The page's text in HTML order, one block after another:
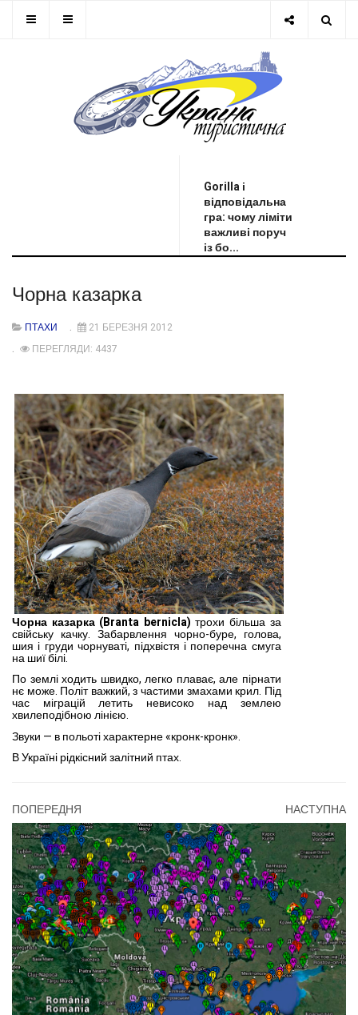
Gorilla і
відповідальна
гра: чому ліміти
важливі поруч
із бо...
Чорна казарка
ПТАХИ
21 БЕРЕЗНЯ 2012
ПЕРЕГЛЯДИ: 4437
Чорна казарка (Branta bernicla) трохи більша за
свійську кач­ку. Забарвлення чорно-буре, голова,
шия і груди чорнуваті, підхвістя і поперечна смуга
на шиї білі.
По землі ходить швидко, легко плаває, але пірнати
нє може. Політ важ­кий, з частими змахами крил. Під
час міграцій летить неви­соко над землею
хвилеподіб­ною лінією.
Звуки — в польо­ті характерне «кронк-кронк».
В Україні рідкісний залітний птах.
ПОПЕРЕДНЯ НАСТУПНА